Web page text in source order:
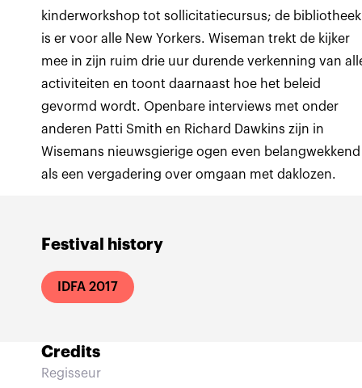
Festival history
IDFA 2017
kinderworkshop tot sollicitatiecursus; de bibliotheek
is er voor alle New Yorkers. Wiseman trekt de kijker
mee in zijn ruim drie uur durende verkenning van
activiteiten en toont daarnaast hoe het beleid
gevormd wordt. Openbare interviews met onder
anderen Patti Smith en Richard Dawkins zijn in
Wisemans nieuwsgierige ogen even belangwekkend
als een vergadering over omgaan met daklozen.
Credits
Regisseur